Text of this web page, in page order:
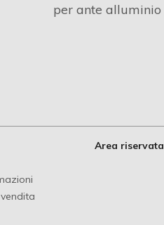
per ante alluminio
Area riservata